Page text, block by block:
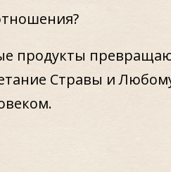
продукты
Стравы и